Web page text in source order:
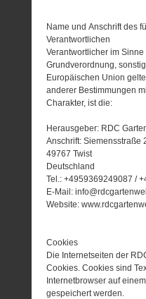
Name und Anschrift des
Verantwortlichen
Verantwortlicher im
Grundverordnung,
Europäischen Union
anderer Bestimmungen
Charakter, ist die:
Herausgeber: RDC
Anschrift: Siemensstraße
49767 Twist
Deutschland
Tel.: +4959369249087 /
E-Mail:
Website:
Cookies
Die Internetseiten der
Cookies. Cookies sind
Internetbrowser auf
gespeichert werden.